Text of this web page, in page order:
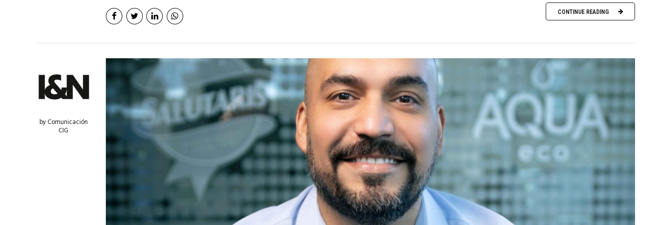
CONTINUE READING
by Comunicación
CIG